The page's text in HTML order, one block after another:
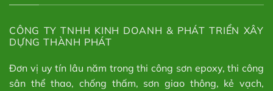
CÔNG TY TNHH KINH DOANH & PHÁT TRIỂN XÂY
DỰNG THÀNH PHÁT
Đơn vị uy tín lâu năm trong thi công sơn epoxy, thi công
sân thể thao, chống thấm, sơn giao thông, kẻ vạch,